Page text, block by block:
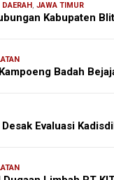
DAERAH , JAWA TIMUR
Kabupaten
Badah
Evaluasi